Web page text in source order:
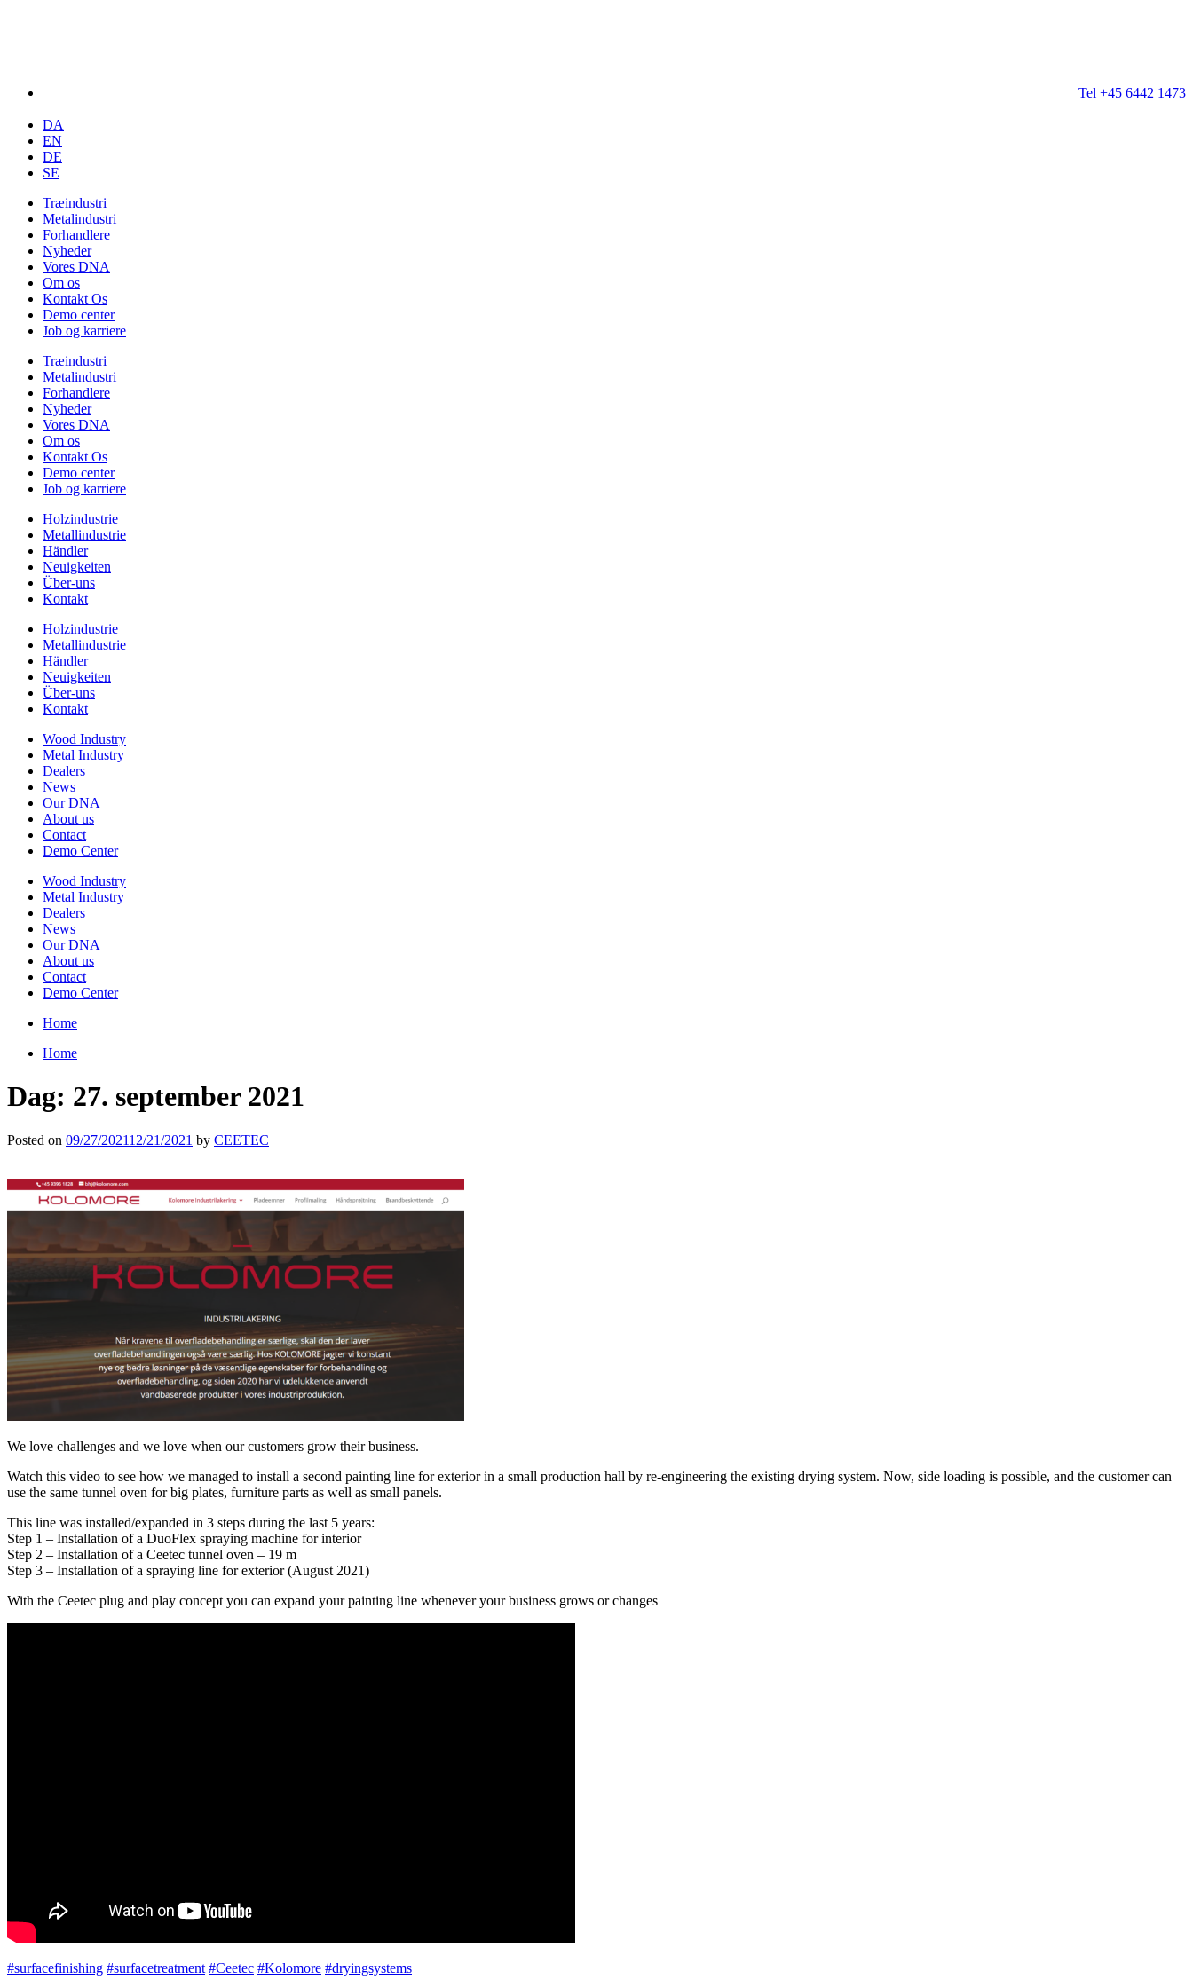
Tel +45 6442 1473
DA
EN
DE
SE
Træindustri
Metalindustri
Forhandlere
Nyheder
Vores DNA
Om os
Kontakt Os
Demo center
Job og karriere
Træindustri
Metalindustri
Forhandlere
Nyheder
Vores DNA
Om os
Kontakt Os
Demo center
Job og karriere
Holzindustrie
Metallindustrie
Händler
Neuigkeiten
Über-uns
Kontakt
Holzindustrie
Metallindustrie
Händler
Neuigkeiten
Über-uns
Kontakt
Wood Industry
Metal Industry
Dealers
News
Our DNA
About us
Contact
Demo Center
Wood Industry
Metal Industry
Dealers
News
Our DNA
About us
Contact
Demo Center
Home
Home
Dag: 27. september 2021
Posted on 09/27/202112/21/2021 by CEETEC
We love challenges and we love when our customers grow their business.
Watch this video to see how we managed to install a second painting line for exterior in a small production hall by re-engineering the existing drying system. Now, side loading is possible, and the customer can
use the same tunnel oven for big plates, furniture parts as well as small panels.
This line was installed/expanded in 3 steps during the last 5 years:
Step 1 – Installation of a DuoFlex spraying machine for interior
Step 2 – Installation of a Ceetec tunnel oven – 19 m
Step 3 – Installation of a spraying line for exterior (August 2021)
With the Ceetec plug and play concept you can expand your painting line whenever your business grows or changes
#surfacefinishing #surfacetreatment #Ceetec #Kolomore #dryingsystems